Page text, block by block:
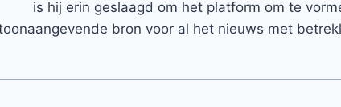
is hij erin geslaagd om het platform om te
bron voor al het nieuws met